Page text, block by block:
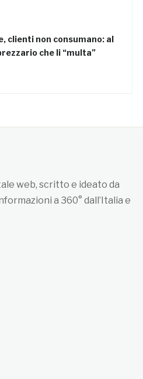
clienti non consumano: al
che li “multa”
web, scritto e ideato da
a 360° dall’Italia e